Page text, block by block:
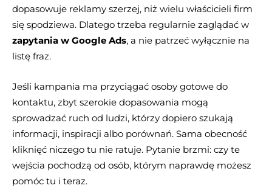
dopasowuje reklamy szerzej, niż wielu właścicieli firm
się spodziewa. Dlatego trzeba regularnie zaglądać w
zapytania w Google Ads, a nie patrzeć wyłącznie na
listę fraz.
Jeśli kampania ma przyciągać osoby gotowe do
kontaktu, zbyt szerokie dopasowania mogą
sprowadzać ruch od ludzi, którzy dopiero szukają
informacji, inspiracji albo porównań. Sama obecność
kliknięć niczego tu nie ratuje. Pytanie brzmi: czy te
wejścia pochodzą od osób, którym naprawdę możesz
pomóc tu i teraz.